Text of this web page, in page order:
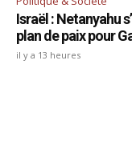
Israël : Netanyahu
plan de paix pour
il y a 13 heures